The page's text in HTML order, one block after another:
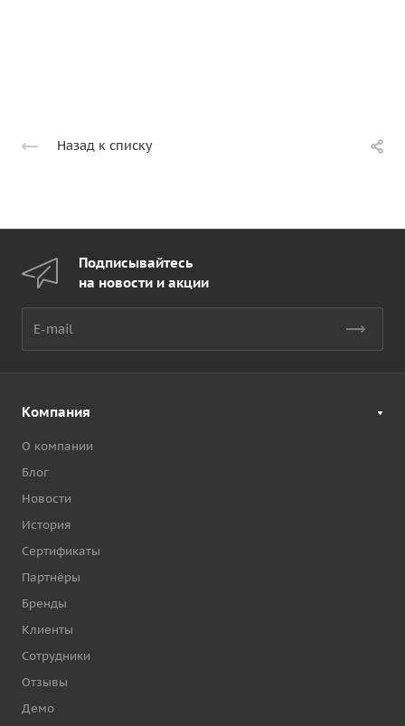
Назад к списку
Подписывайтесь
на новости и акции
Компания
О компании
Блог
Новости
История
Сертификаты
Партнёры
Бренды
Клиенты
Сотрудники
Отзывы
Демо